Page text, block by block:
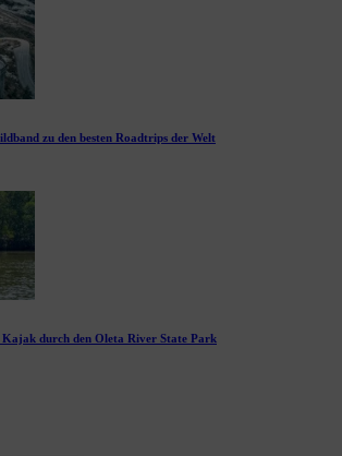
zu den besten Roadtrips der Welt
durch den Oleta River State Park